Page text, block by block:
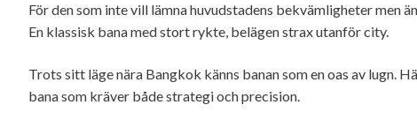
För den som inte vill lämna huvudstadens bekvämligheter men
En klassisk bana med stort rykte, belägen strax utanför city.
Trots sitt läge nära Bangkok känns banan som en oas av lugn.
bana som kräver både strategi och precision.